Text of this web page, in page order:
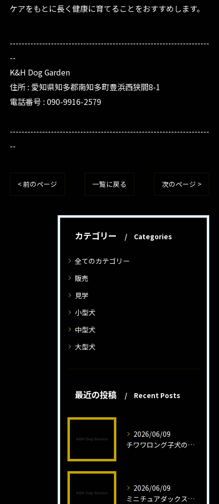
ケアをもとに長く健康に育てることをおすすめします。
--------------------------------------------------------------------
--
K&H Dog Garden
住所 : 愛知県知多郡南知多町豊浜西狭間8-1
電話番号 : 090-9916-2579
--------------------------------------------------------------------
--
< 前のページ 一覧に戻る 次のページ >
カテゴリー Categories
全てのカテゴリー
販売
見学
小型犬
中型犬
大型犬
最近の投稿 Recent Posts
2026/06/09
チワワロング子犬の健康管理法とは
2026/06/09
ミニチュアダックスフンドロング子犬の魅力と育成法